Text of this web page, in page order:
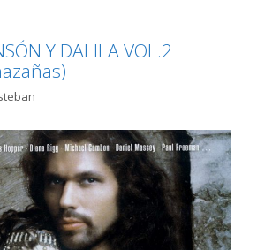
Y DALILA VOL.2